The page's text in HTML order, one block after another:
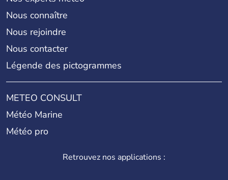
Nous connaître
Nous rejoindre
Nous contacter
Légende des pictogrammes
METEO CONSULT
Météo Marine
Météo pro
Retrouvez nos applications :